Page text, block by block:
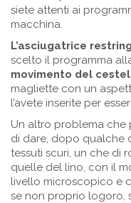
siete attenti ai
macchina.
L’asciugatrice
scelto il programma
movimento del
magliette con un
l’avete inserite per
Un altro problema che
di dare, dopo qualche
tessuti scuri, un che di
quelle del lino, con il
livello microscopico e
se non proprio logoro,